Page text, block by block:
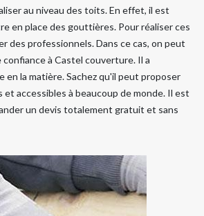
au niveau des toits. En effet, il est
en place des gouttières. Pour réaliser ces
des professionnels. Dans ce cas, on peut
à Castel couverture. Il a
en la matière. Sachez qu'il peut proposer
accessibles à beaucoup de monde. Il est
un devis totalement gratuit et sans